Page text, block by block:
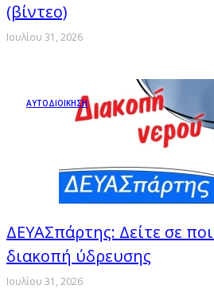
(βίντεο)
Ιουλίου 31, 2026
ΑΥΤΟΔΙΟΙΚΗΣΗ
ΔΕΥΑΣπάρτης: Δείτε σε
διακοπή ύδρευσης
Ιουλίου 31, 2026